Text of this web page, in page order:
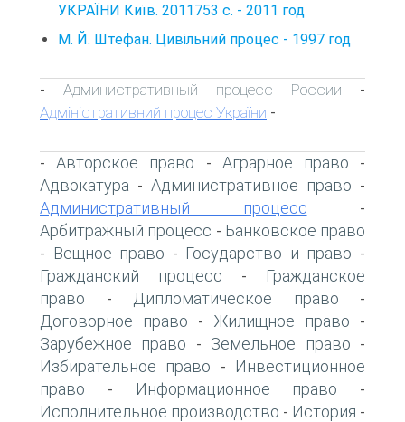
УКРАЇНИ Київ. 2011753 с. - 2011 год
М. Й. Штефан. Цивільний процес - 1997 год
- Административный процесс России -
Адміністративний процес України -
-Авторское право - Аграрное право -
Адвокатура - Административное право -
Административный процесс -
Арбитражный процесс - Банковское право
- Вещное право - Государство и право -
Гражданский процесс -
Гражданское
право - Дипломатическое право -
Договорное право - Жилищное право -
Зарубежное право - Земельное право -
Избирательное право -
Инвестиционное
право - Информационное право -
Исполнительное производство - История -